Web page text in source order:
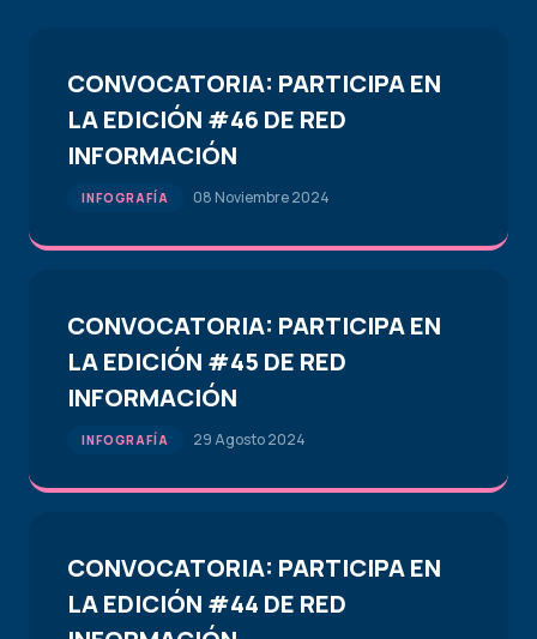
CONVOCATORIA: PARTICIPA EN
LA EDICIÓN #46 DE RED
INFORMACIÓN
INFOGRAFÍA 08 Noviembre 2024
CONVOCATORIA: PARTICIPA EN
LA EDICIÓN #45 DE RED
INFORMACIÓN
INFOGRAFÍA 29 Agosto 2024
CONVOCATORIA: PARTICIPA EN
LA EDICIÓN #44 DE RED